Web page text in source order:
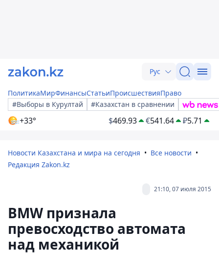
Рус
ПолитикаМирФинансыСтатьиПроисшествияПраво
#Выборы в Курултай
#Казахстан в сравнении
+33° $469.93 €541.64 ₽5.71
Новости Казахстана и мира на сегодня
Все новости
Редакция Zakon.kz
21:10, 07 июля 2015
BMW признала
превосходство автомата
над механикой